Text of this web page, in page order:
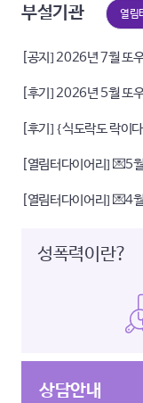
부설기관 열림
[공지] 2026년 7월 또
[후기] 2026년 5월 또
[열림터다이어리] 💌5
[열림터다이어리] 💌4
성폭력이란?
상담안내